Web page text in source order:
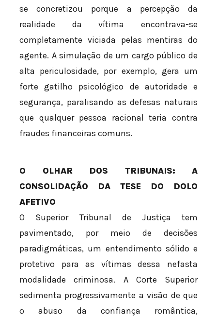
se concretizou porque a percepção da
realidade da vítima encontrava-se
completamente viciada pelas mentiras do
agente. A simulação de um cargo público de
alta periculosidade, por exemplo, gera um
forte gatilho psicológico de autoridade e
segurança, paralisando as defesas naturais
que qualquer pessoa racional teria contra
fraudes financeiras comuns.
O OLHAR DOS TRIBUNAIS: A
CONSOLIDAÇÃO DA TESE DO DOLO
AFETIVO
O Superior Tribunal de Justiça tem
pavimentado, por meio de decisões
paradigmáticas, um entendimento sólido e
protetivo para as vítimas dessa nefasta
modalidade criminosa. A Corte Superior
sedimenta progressivamente a visão de que
o abuso da confiança romântica,